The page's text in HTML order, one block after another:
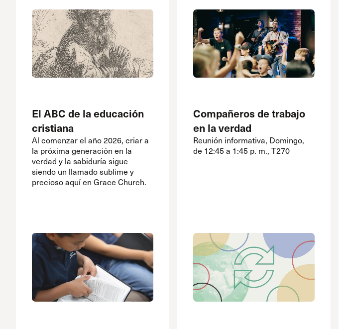
El ABC de la educación
cristiana
Al comenzar el año 2026, criar a
la próxima generación en la
verdad y la sabiduría sigue
siendo un llamado sublime y
precioso aquí en Grace Church.
Compañeros de trabajo
en la verdad
Reunión informativa, Domingo,
de 12:45 a 1:45 p. m., T270